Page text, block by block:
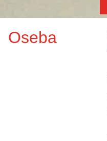
Oseba